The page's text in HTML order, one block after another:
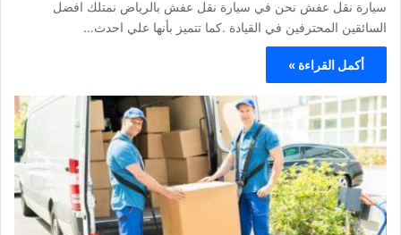
سيارة نقل عفش نحن في سيارة نقل عفش بالرياض نمتلك افضل
السائقين المحترفين في القيادة .كما تتميز بأنها علي احدث…
أكمل القراءة »